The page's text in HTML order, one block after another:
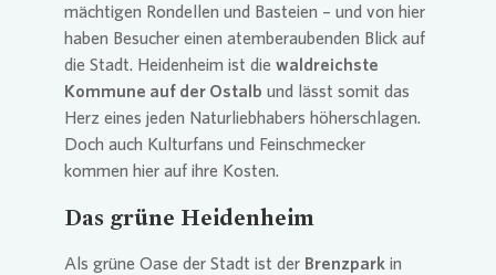
mächtigen Rondellen und Basteien – und von hier
haben Besucher einen atemberaubenden Blick auf
die Stadt. Heidenheim ist die waldreichste
Kommune auf der Ostalb und lässt somit das
Herz eines jeden Naturliebhabers höherschlagen.
Doch auch Kulturfans und Feinschmecker
kommen hier auf ihre Kosten.
Das grüne Heidenheim
Als grüne Oase der Stadt ist der Brenzpark in